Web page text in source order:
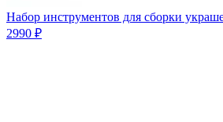
Набор инструментов для сборки
2990 ₽